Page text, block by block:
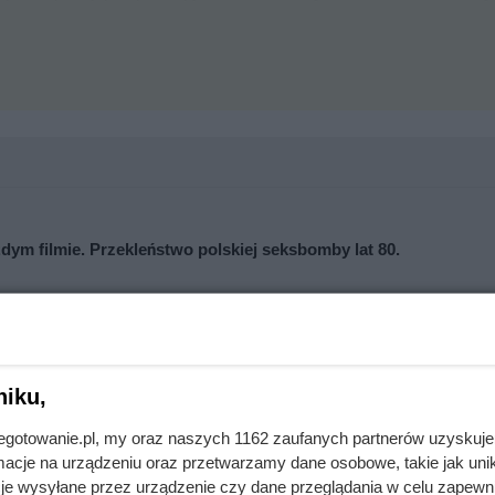
filmie. Przekleństwo polskiej seksbomby lat 80.
Auschwitz przed egzekucją wykrzyknęła „Niech żyje
postawił potworne ultimatum. Kulisy tragedii, która
my oraz naszych 1162 zaufanych partnerów
na urządzeniu oraz przetwarzamy dane osobowe, takie jak
wysyłane przez urządzenie czy dane przeglądania w celu